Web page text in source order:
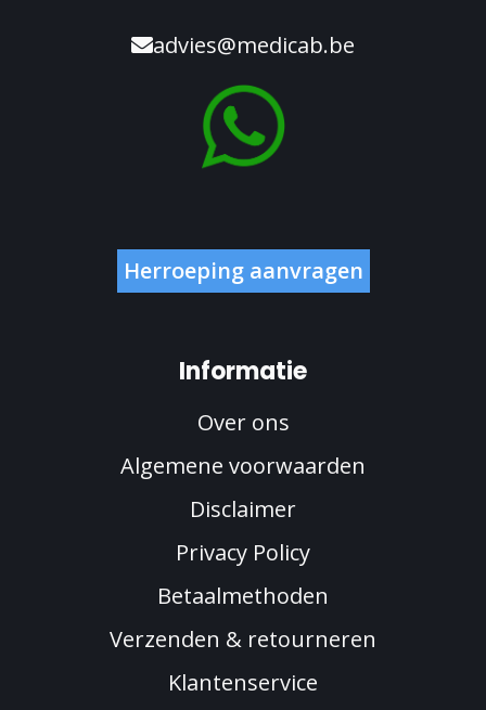
advies@medicab.be
Herroeping aanvragen
Informatie
Over ons
Algemene voorwaarden
Disclaimer
Privacy Policy
Betaalmethoden
Verzenden & retourneren
Klantenservice